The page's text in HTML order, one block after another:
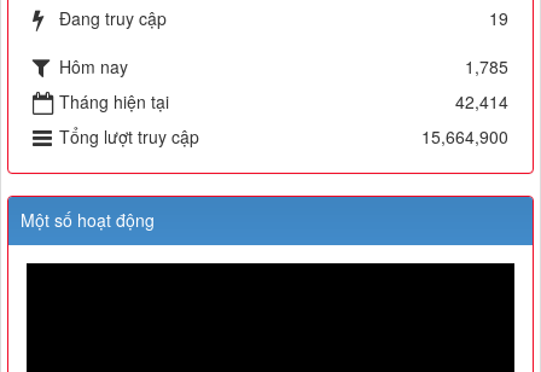
Đang truy cập
19
Hôm nay
1,785
Tháng hiện tại
42,414
Tổng lượt truy cập
15,664,900
Một số hoạt động